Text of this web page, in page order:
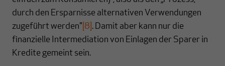
durch den Ersparnisse alternativen Verwendungen
zugeführt werden" [8] . Damit aber kann nur die
finanzielle Intermediation von Einlagen der Sparer in
Kredite gemeint sein.